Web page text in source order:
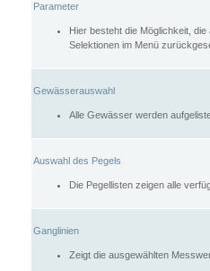
Parameter
Hier besteht die Möglichkeit,
Selektionen im Menü
Gewässerauswahl
Alle Gewässer werden
Auswahl des Pegels
Die Pegellisten zeigen alle
Ganglinien
Zeigt die ausgewählten